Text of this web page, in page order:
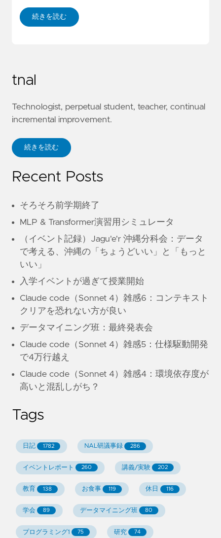
続きを読む
tnal
Technologist, perpetual student, teacher, continual
incremental improvement.
続きを読む
Recent Posts
そろそろ前学期終了
MLP & Transformer演習用シミュレータ
（イベント記録）Jagu'e'r 沖縄分科会：データ
で考える、沖縄の「ちょうどいい」と「もっと
いい」
入学イベントが過ぎて授業開始
Claude code（Sonnet 4）雑感6：コンテキスト
クリアを恐れない方が良い
データマイニング班：最終発表会
Claude code（Sonnet 4）雑感5：仕様駆動開発
で4万行越え
Claude code（Sonnet 4）雑感4：環境依存度が
高いと混乱しがち？
Tags
日記 1782 NAL研議事録 286
イベントレポート 260 講義/実験 202
教育 138 お食事 119 休日 116
学会 89 データマイニング班 80
プログラミング1 75 研究 74